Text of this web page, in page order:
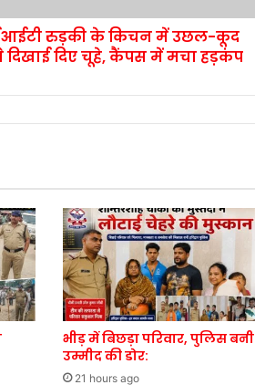
रुड़की के किचन में उछल-कूद
दिए चूहे, कैंपस में मचा हड़कंप
भीड़ में बिछड़ा परिवार, पुलिस बनी
उम्मीद की डोर:
21 hours ago